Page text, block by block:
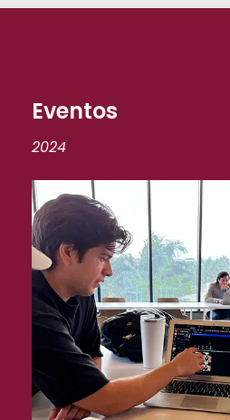
Eventos
2024